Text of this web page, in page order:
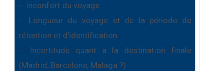
– Inconfort du voyage
– Longueur du voyage et de la période de
rétention et d’identification
– Incertitude quant à la destination finale
(Madrid, Barcelone, Malaga ?)